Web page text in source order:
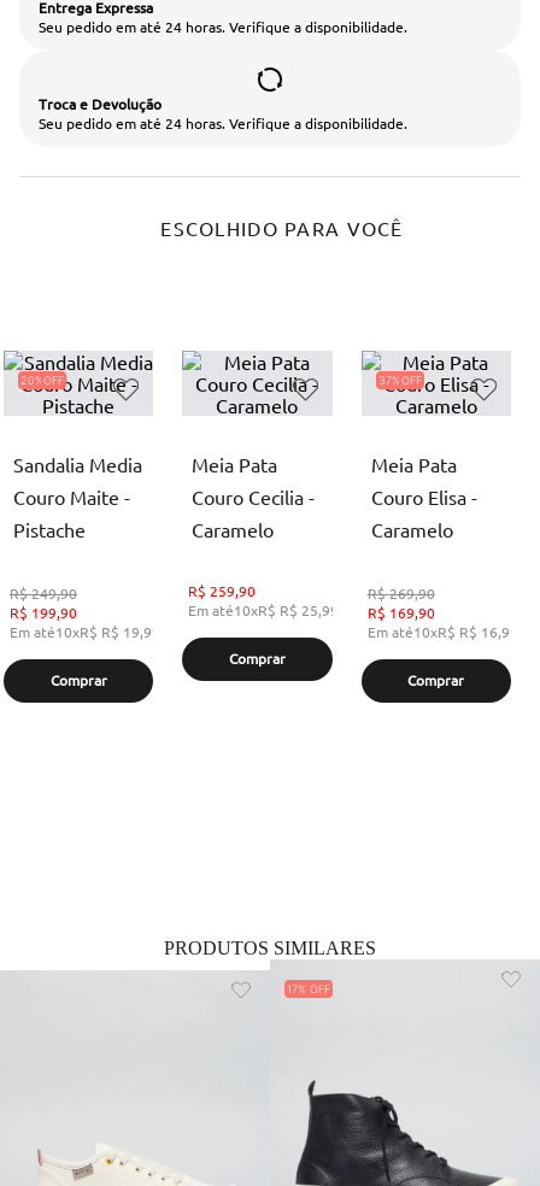
Entrega Expressa
Seu pedido em até 24 horas. Verifique a disponibilidade.
Troca e Devolução
Seu pedido em até 24 horas. Verifique a disponibilidade.
ESCOLHIDO PARA VOCÊ
20%
Sandalia Media
Couro Maite -
Pistache
R$249,90
R$ 199,90
Em até10xR$ R$ 19,99
Comprar
Meia Pata
Couro Cecilia -
Caramelo
R$ 259,90
Em até10xR$ R$ 25,99 sem juros
Comprar
37%
Meia Pata
Couro Elisa -
Caramelo
R$269,90
R$ 169,90
Em até10xR$ R$ 16,99
Comprar
PRODUTOS SIMILARES
17%